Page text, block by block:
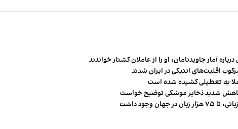
آمار جاویدنامان، او را از عاملان کشتار خواندند
اقلیت‌های اتنیکی در ایران شدند
به تعطیلی کشیده شده است
شدید ذخایر موشکی توضیح خواست
وجود داشت